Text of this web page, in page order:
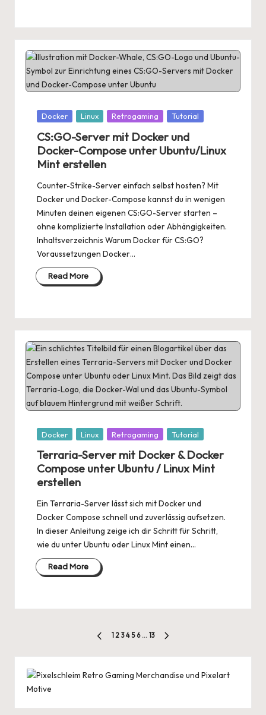
Posted
Docker Linux Retrogaming Tutorial
CS:GO-Server mit Docker und
Docker-Compose unter Ubuntu/Linux
Mint erstellen
Counter-Strike-Server einfach selbst hosten? Mit
Docker und Docker-Compose kannst du in wenigen
Minuten deinen eigenen CS:GO-Server starten –
ohne komplizierte Installation oder Abhängigkeiten.
Inhaltsverzeichnis Warum Docker für CS:GO?
Voraussetzungen Docker…
Read More
Posted
Docker Linux Retrogaming Tutorial
Terraria-Server mit Docker & Docker
Compose unter Ubuntu / Linux Mint
erstellen
Ein Terraria-Server lässt sich mit Docker und
Docker Compose schnell und zuverlässig aufsetzen.
In dieser Anleitung zeige ich dir Schritt für Schritt,
wie du unter Ubuntu oder Linux Mint einen…
Read More
Seitennummerierung
der
Beiträge
PREVIOUS
1 2 3 4 5 6 … 13